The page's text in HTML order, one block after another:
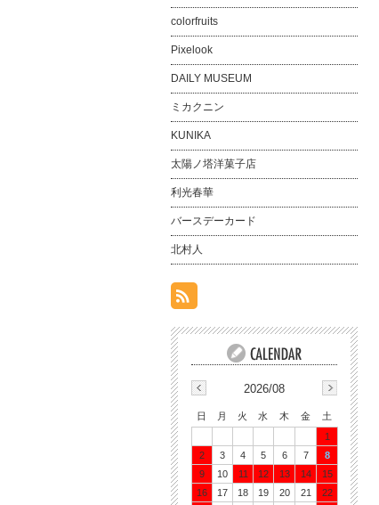
colorfruits
Pixelook
DAILY MUSEUM
ミカクニン
KUNIKA
太陽ノ塔洋菓子店
利光春華
バースデーカード
北村人
2026/08
日 月 火 水 木 金
土
1
2
3 4 5 6 7
8
9
10 11 12 13 14
15
16
17 18 19 20 21
22